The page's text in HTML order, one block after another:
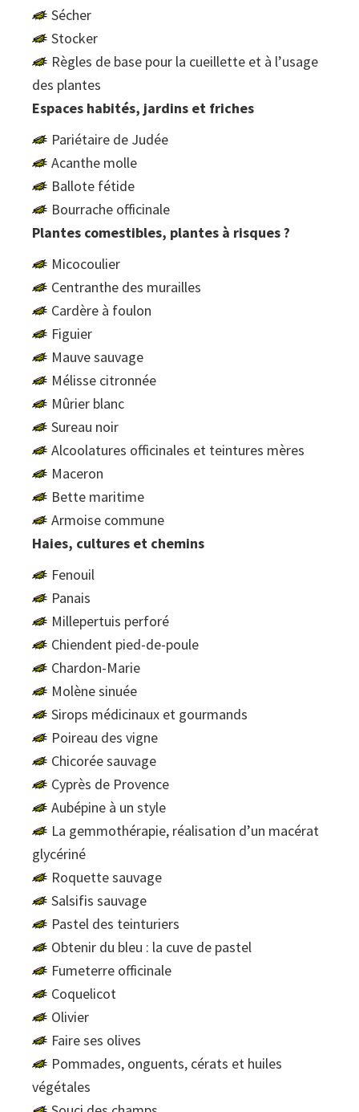
Sécher
Stocker
Règles de base pour la cueillette et à l’usage
des plantes
Espaces habités, jardins et friches
Pariétaire de Judée
Acanthe molle
Ballote fétide
Bourrache officinale
Plantes comestibles, plantes à risques ?
Micocoulier
Centranthe des murailles
Cardère à foulon
Figuier
Mauve sauvage
Mélisse citronnée
Mûrier blanc
Sureau noir
Alcoolatures officinales et teintures mères
Maceron
Bette maritime
Armoise commune
Haies, cultures et chemins
Fenouil
Panais
Millepertuis perforé
Chiendent pied-de-poule
Chardon-Marie
Molène sinuée
Sirops médicinaux et gourmands
Poireau des vigne
Chicorée sauvage
Cyprès de Provence
Aubépine à un style
La gemmothérapie, réalisation d’un macérat
glycériné
Roquette sauvage
Salsifis sauvage
Pastel des teinturiers
Obtenir du bleu : la cuve de pastel
Fumeterre officinale
Coquelicot
Olivier
Faire ses olives
Pommades, onguents, cérats et huiles
végétales